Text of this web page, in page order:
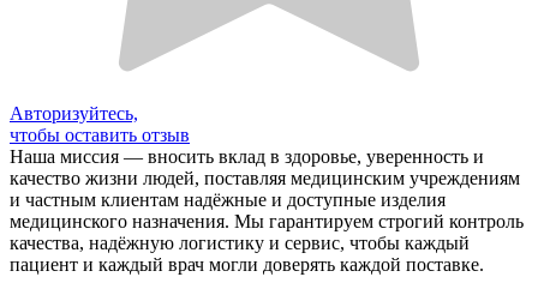
Авторизуйтесь,
чтобы оставить отзыв
Наша миссия — вносить вклад в здоровье, уверенность и
качество жизни людей, поставляя медицинским учреждениям
и частным клиентам надёжные и доступные изделия
медицинского назначения. Мы гарантируем строгий контроль
качества, надёжную логистику и сервис, чтобы каждый
пациент и каждый врач могли доверять каждой поставке.